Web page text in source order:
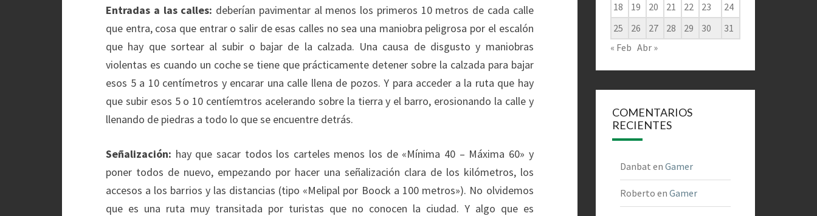
Entradas a las calles: deberían pavimentar al menos los primeros 10 metros de cada calle
que entra, cosa que entrar o salir de esas calles no sea una maniobra peligrosa por el escalón
que hay que sortear al subir o bajar de la calzada. Una causa de disgusto y maniobras
violentas es cuando un coche se tiene que prácticamente detener sobre la calzada para bajar
esos 5 a 10 centímetros y encarar una calle llena de pozos. Y para acceder a la ruta que hay
que subir esos 5 o 10 centíemtros acelerando sobre la tierra y el barro, erosionando la calle y
llenando de piedras a todo lo que se encuentre detrás.
Señalización: hay que sacar todos los carteles menos los de «Mínima 40 – Máxima 60» y
poner todos de nuevo, empezando por hacer una señalización clara de los kilómetros, los
accesos a los barrios y las distancias (tipo «Melipal por Boock a 100 metros»). No olvidemos
que es una ruta muy transitada por turistas que no conocen la ciudad. Y algo que es
18
19 20 21 22 23
24
25
26 27 28 29 30
31
« Feb Abr »
COMENTARIOS
RECIENTES
Danbat en Gamer
Roberto en Gamer